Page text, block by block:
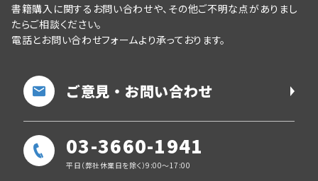
書籍購入に関するお問い合わせや、その他ご不明な点がありまし
たらご相談ください。
電話とお問い合わせフォームより承っております。
ご意見・お問い合わせ
03-3660-1941
平日（弊社休業日を除く）9:00～17:00